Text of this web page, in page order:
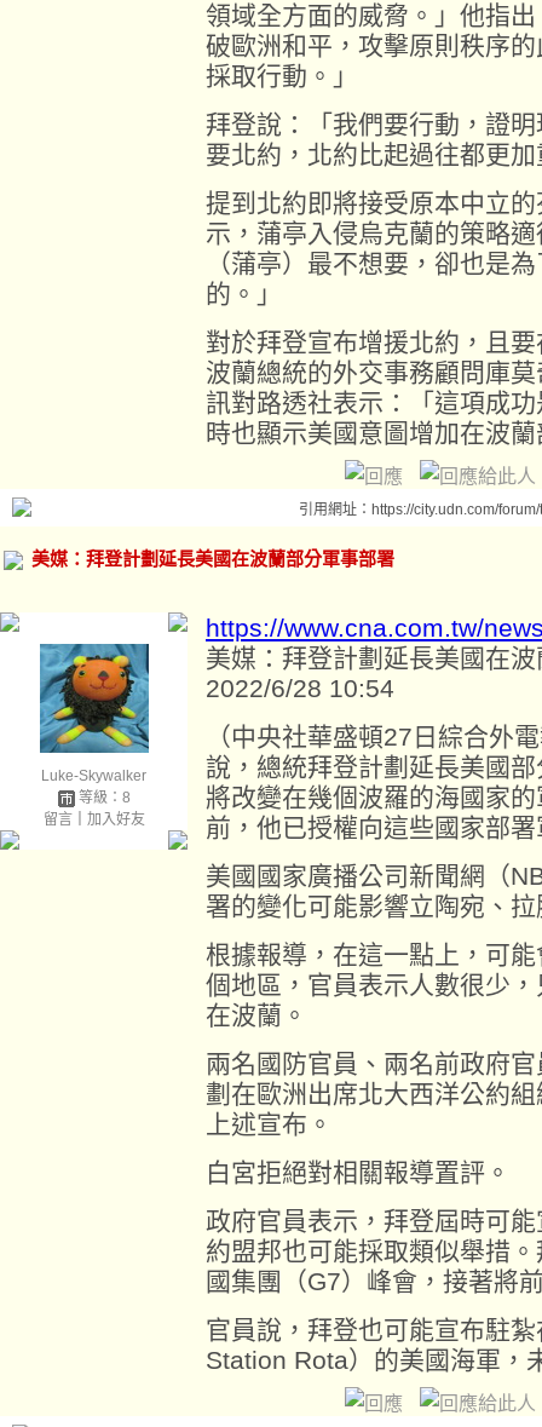
領域全方面的威脅。」他指
破歐洲和平，攻擊原則秩序
採取行動。」
拜登說：「我們要行動，證
要北約，北約比起過往都更
提到北約即將接受原本中立
示，蒲亭入侵烏克蘭的策略
（蒲亭）最不想要，卻也是
的。」
對於拜登宣布增援北約，且
波蘭總統的外交事務顧問庫
訊對路透社表示：「這項成
時也顯示美國意圖增加在波
引用網址：https://city.udn.com/
美媒：拜登計劃延長美國在波蘭部分軍事部署
Luke-Skywalker
等級：8
留言｜ 加入好友
https://www.cna.com.tw/
美媒：拜登計劃延長美國在
2022/6/28 10:54
（中央社華盛頓27日綜合外
說，總統拜登計劃延長美國
將改變在幾個波羅的海國家
前，他已授權向這些國家部
美國國家廣播公司新聞網（
署的變化可能影響立陶宛、
根據報導，在這一點上，可
個地區，官員表示人數很少
在波蘭。
兩名國防官員、兩名前政府
劃在歐洲出席北大西洋公約
上述宣布。
白宮拒絕對相關報導置評。
政府官員表示，拜登屆時可
約盟邦也可能採取類似舉措
國集團（G7）峰會，接著將
官員說，拜登也可能宣布駐
Station Rota）的美國海軍，